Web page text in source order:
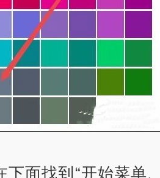
面找到“开始菜单